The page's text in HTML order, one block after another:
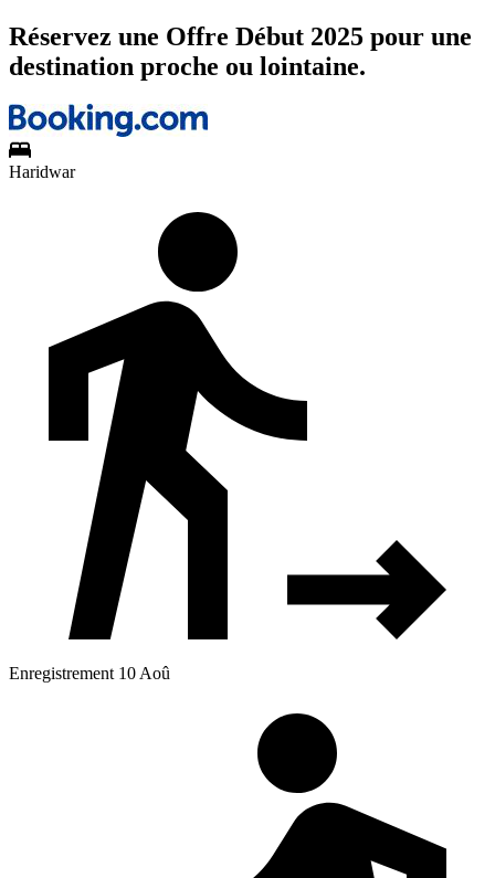
Réservez une Offre Début 2025 pour une
destination proche ou lointaine.
Haridwar
Enregistrement 10 Aoû